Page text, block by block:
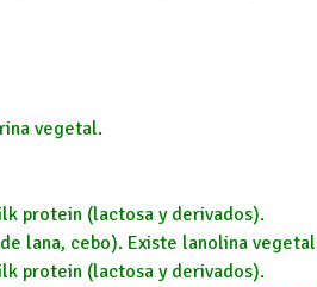
vegetal.
protein (lactosa y derivados).
lana, cebo). Existe lanolina
protein (lactosa y derivados).